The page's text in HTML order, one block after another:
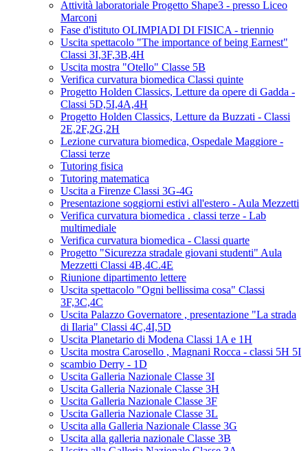
Attività laboratoriale Progetto Shape3 - presso Liceo
Marconi
Fase d'istituto OLIMPIADI DI FISICA - triennio
Uscita spettacolo "The importance of being Earnest"
Classi 3I,3F,3B,4H
Uscita mostra "Otello" Classe 5B
Verifica curvatura biomedica Classi quinte
Progetto Holden Classics, Letture da opere di Gadda -
Classi 5D,5I,4A,4H
Progetto Holden Classics, Letture da Buzzati - Classi
2E,2F,2G,2H
Lezione curvatura biomedica, Ospedale Maggiore -
Classi terze
Tutoring fisica
Tutoring matematica
Uscita a Firenze Classi 3G-4G
Presentazione soggiorni estivi all'estero - Aula Mezzetti
Verifica curvatura biomedica . classi terze - Lab
multimediale
Verifica curvatura biomedica - Classi quarte
Progetto "Sicurezza stradale giovani studenti" Aula
Mezzetti Classi 4B,4C.4E
Riunione dipartimento lettere
Uscita spettacolo "Ogni bellissima cosa" Classi
3F,3C,4C
Uscita Palazzo Governatore , presentazione "La strada
di Ilaria" Classi 4C,4I,5D
Uscita Planetario di Modena Classi 1A e 1H
Uscita mostra Carosello , Magnani Rocca - classi 5H 5I
scambio Derry - 1D
Uscita Galleria Nazionale Classe 3I
Uscita Galleria Nazionale Classe 3H
Uscita Galleria Nazionale Classe 3F
Uscita Galleria Nazionale Classe 3L
Uscita alla Galleria Nazionale Classe 3G
Uscita alla galleria nazionale Classe 3B